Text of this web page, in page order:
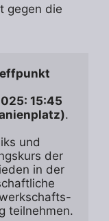
gegen die
15:45
.
und
der
in der